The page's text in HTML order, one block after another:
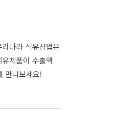
나라 석유산업은
제품이 수출액
만나보세요!